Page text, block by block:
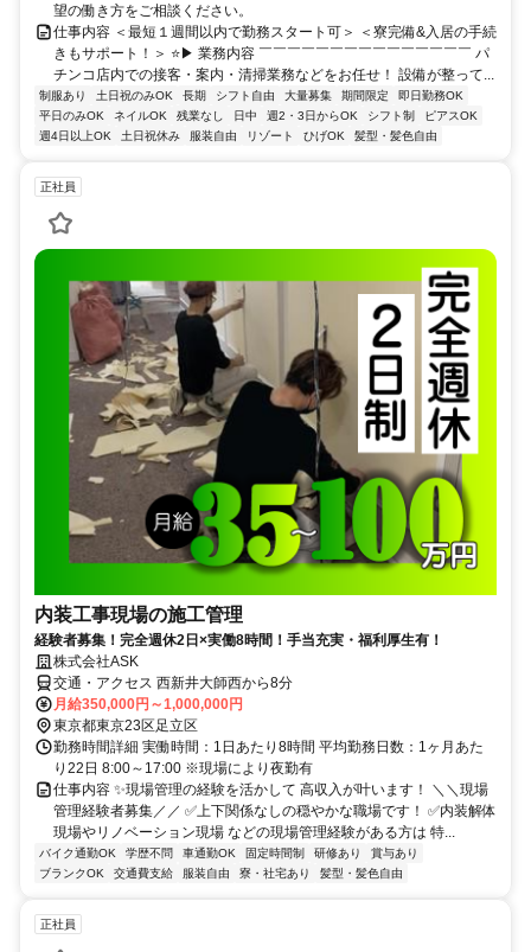
望の働き方をご相談ください。
仕事内容 ＜最短１週間以内で勤務スタート可＞ ＜寮完備&入居の手続
きもサポート！＞ ⭐️▶ 業務内容 ￣￣￣￣￣￣￣￣￣￣￣￣￣￣￣ パ
チンコ店内での接客・案内・清掃業務などをお任せ！ 設備が整って...
制服あり 土日祝のみOK 長期 シフト自由 大量募集 期間限定
即日勤務OK
平日のみOK
ネイルOK 残業なし 日中 週2・3日からOK シフト制
ピアスOK
週4日以上OK
土日祝休み 服装自由 リゾート ひげOK 髪型・髪色自由
正社員
内装工事現場の施工管理
経験者募集！完全週休2日×実働8時間！手当充実・福利厚生有！
株式会社ASK
交通・アクセス 西新井大師西から8分
月給350,000円～1,000,000円
東京都東京23区足立区
勤務時間詳細 実働時間：1日あたり8時間 平均勤務日数：1ヶ月あた
り22日 8:00～17:00 ※現場により夜勤有
仕事内容 ✨現場管理の経験を活かして 高収入が叶います！ ＼＼現場
管理経験者募集／／ ✅上下関係なしの穏やかな職場です！ ✅内装解体
現場やリノベーション現場 などの現場管理経験がある方は 特...
バイク通勤OK 学歴不問 車通勤OK 固定時間制 研修あり
賞与あり
ブランクOK
交通費支給 服装自由 寮・社宅あり 髪型・髪色自由
正社員